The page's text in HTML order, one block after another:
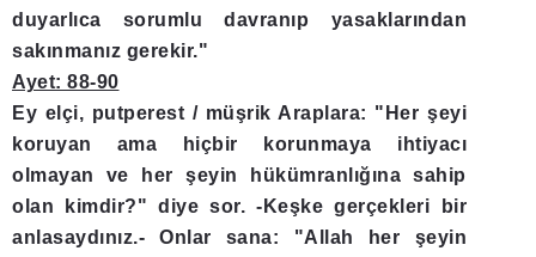
duyarlıca sorumlu davranıp yasaklarından
sakınmanız gerekir."
Ayet: 88-90
Ey elçi, putperest / müşrik Araplara: "Her şeyi
koruyan ama hiçbir korunmaya ihtiyacı
olmayan ve her şeyin hükümranlığına sahip
olan kimdir?" diye sor. -Keşke gerçekleri bir
anlasaydınız.- Onlar sana: "Allah her şeyin